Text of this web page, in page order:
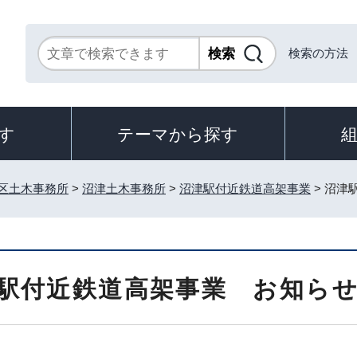
検索の方法
テーマから探す
土木事務所 > 沼津土木事務所 > 沼津駅付近鉄道高架事業 > 沼津
付近鉄道高架事業 お知ら